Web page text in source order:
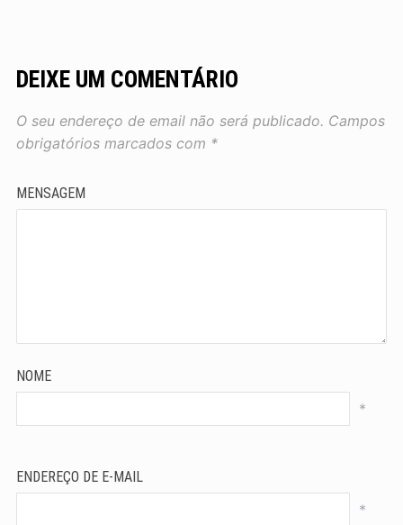
DEIXE UM COMENTÁRIO
O seu endereço de email não será publicado. Campos
obrigatórios marcados com *
MENSAGEM
NOME
*
ENDEREÇO DE E-MAIL
*